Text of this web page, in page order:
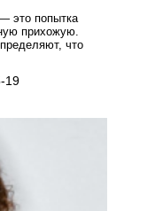
это попытка
прихожую.
что
19